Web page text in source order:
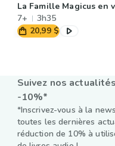
La Famille Magicus en
7+
3h35
20,99 $
Suivez nos
-10%*
*Inscrivez-vous à la
toutes les dernières
réduction de 10% à